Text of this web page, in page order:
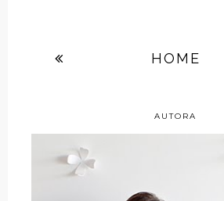
HOME
AUTORA